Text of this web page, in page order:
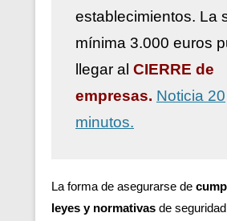
establecimientos. La
mínima 3.000 euros
llegar al CIERRE de
empresas. Noticia 20
minutos.
La forma de asegurarse de
leyes y normativas de